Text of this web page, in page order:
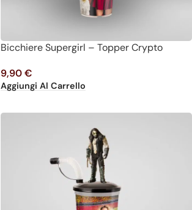
Bicchiere Supergirl – Topper Crypto
9,90€
Aggiungi Al Carrello